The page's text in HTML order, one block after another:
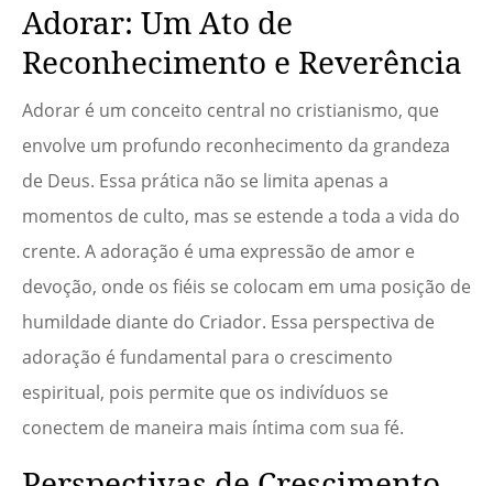
Adorar: Um Ato de
Reconhecimento e Reverência
Adorar é um conceito central no cristianismo, que
envolve um profundo reconhecimento da grandeza
de Deus. Essa prática não se limita apenas a
momentos de culto, mas se estende a toda a vida do
crente. A adoração é uma expressão de amor e
devoção, onde os fiéis se colocam em uma posição de
humildade diante do Criador. Essa perspectiva de
adoração é fundamental para o crescimento
espiritual, pois permite que os indivíduos se
conectem de maneira mais íntima com sua fé.